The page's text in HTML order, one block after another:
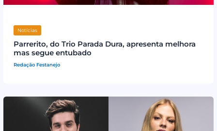
Notícias
Parrerito, do Trio Parada Dura, apresenta melhora
mas segue entubado
Redação Festanejo